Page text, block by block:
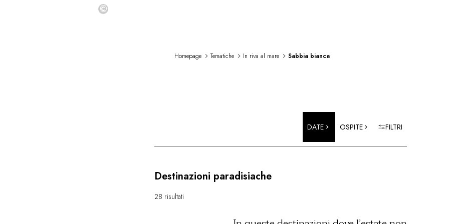
©
Homepage Tematiche In riva al mare Sabbia bianca
DATE OSPITE FILTRI
Destinazioni paradisiache
28 risultati